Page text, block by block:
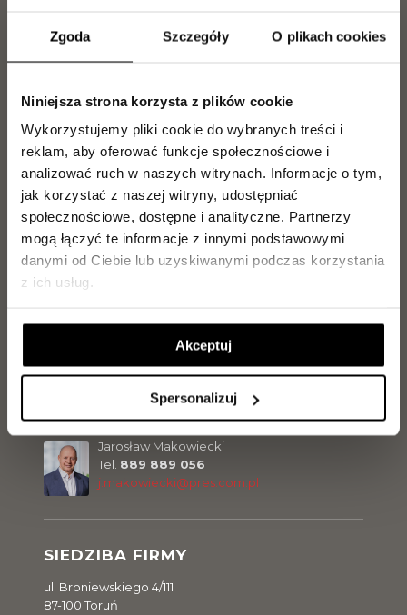
Zgoda Szczegóły O plikach cookies
Niniejsza strona korzysta z plików cookie
Wykorzystujemy pliki cookie do wybranych treści i
reklam, aby oferować funkcje społecznościowe i
analizować ruch w naszych witrynach. Informacje o tym,
jak korzystać z naszej witryny, udostępniać
społecznościowe, dostępne i analityczne. Partnerzy
mogą łączyć te informacje z innymi podstawowymi
danymi od Ciebie lub uzyskiwanymi podczas korzystania
z ich usług.
Akceptuj
Spersonalizuj
SIEDZIBA FIRMY
ul. Broniewskiego 4/111
87-100 Toruń
Paweł Ritter
Tel.729 142 896
Magdalena Olszewska
504 099 770
m.olszewska@pres.com.pl
Sławomir Malinowski
Tel.729 142 898
Marcel Olszewski
Tel.500 300 056
m.olszewski@pres.com.pl
Jarosław Makowiecki
Tel. 889 889 056
j.makowiecki@pres.com.pl